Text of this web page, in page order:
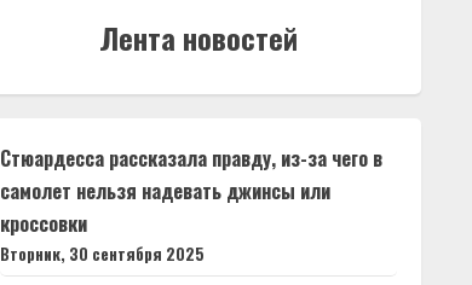
Лента новостей
Стюардесса рассказала правду, из-за чего в
самолет нельзя надевать джинсы или
кроссовки
Вторник, 30 сентября 2025